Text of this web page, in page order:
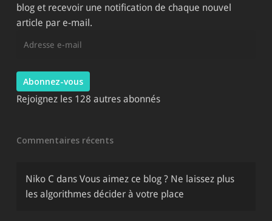
blog et recevoir une notification de chaque nouvel
article par e-mail.
Abonnez-vous
Rejoignez les 128 autres abonnés
Commentaires récents
Niko C dans Vous aimez ce blog ? Ne laissez plus
les algorithmes décider à votre place